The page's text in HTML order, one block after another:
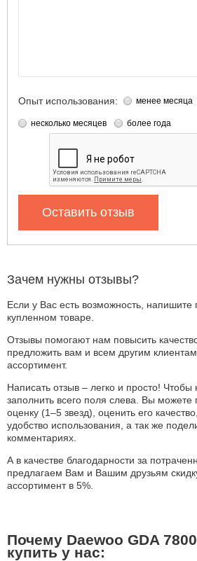
Опыт использования: менее месяца
несколько месяцев более года
Оставить отзыв
Зачем нужны отзывы?
Если у Вас есть возможность, напишите
купленном товаре.
Отзывы помогают нам повысить
предложить вам и всем другим
ассортимент.
Написать отзыв – легко и просто! Чтобы
заполнить всего поля слева. Вы можете
оценку (1–5 звезд), оценить его
удобство использования, а так же
комментариях.
А в качестве благодарности за
предлагаем Вам и Вашим друзьям
ассортимент в 5%.
Почему Daewoo GDA
купить у нас: